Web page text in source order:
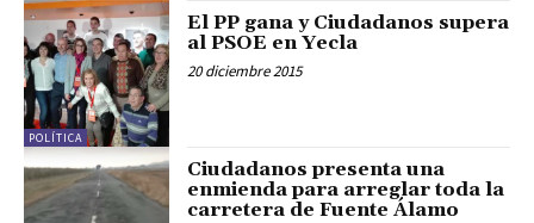
POLÍTICA
El PP gana y Ciudadanos supera
al PSOE en Yecla
20 diciembre 2015
Ciudadanos presenta una
enmienda para arreglar toda la
carretera de Fuente Álamo